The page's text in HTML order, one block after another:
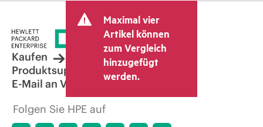
Maximal vier
Artikel können
zum Vergleich
hinzugefügt
werden.
Kaufen
Produktsupport
E-Mail an Vertrieb
Folgen Sie HPE auf